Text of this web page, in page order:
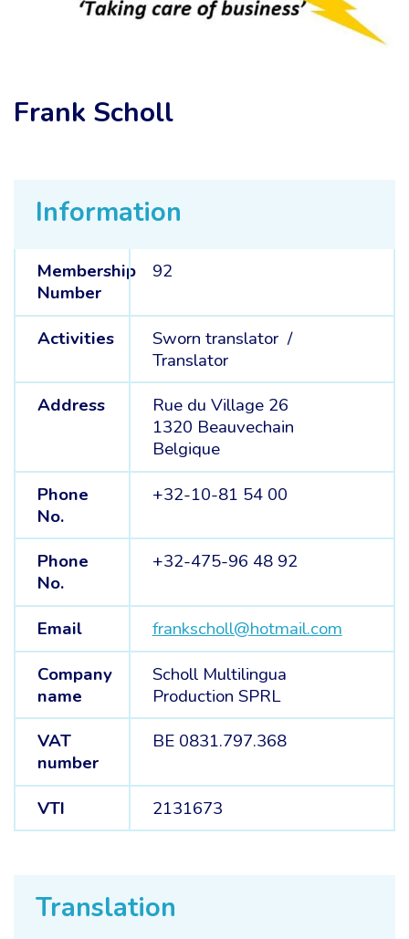
Information
Membership
Number
92
Activities
Sworn translator /
Translator
Address
Rue du Village 26
1320 Beauvechain
Belgique
Phone
No.
+32-10-81 54 00
Phone
No.
+32-475-96 48 92
Email
frankscholl@hotmail.com
Company
name
Scholl Multilingua
Production SPRL
VAT
number
BE 0831.797.368
VTI 2131673
Translation
Frank Scholl